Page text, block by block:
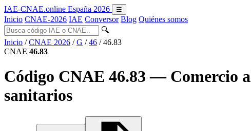
IAE-CNAE.online España 2026 ☰
Inicio CNAE-2026 IAE Conversor Blog Quiénes somos
🔍
Inicio / CNAE 2026 / G / 46 / 46.83
CNAE 46.83
Código CNAE 46.83 — Comercio
sanitarios